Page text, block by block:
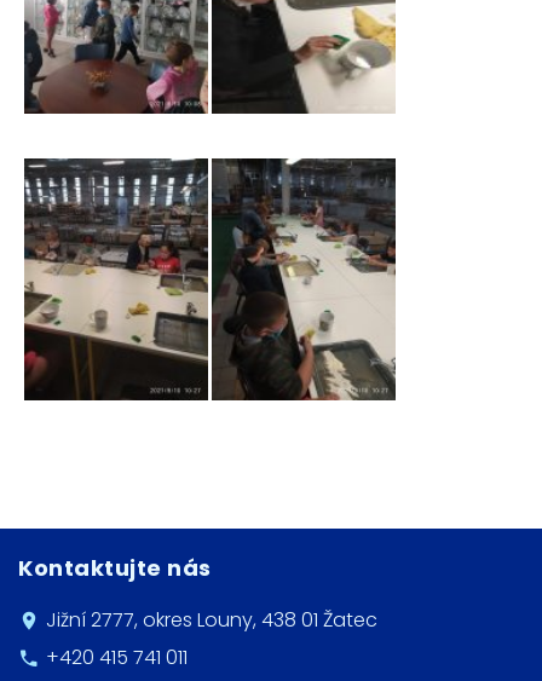
Kontaktujte nás
Jižní 2777, okres Louny, 438 01 Žatec
+420 415 741 011